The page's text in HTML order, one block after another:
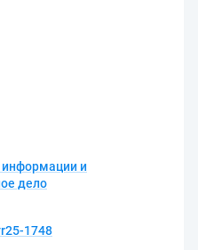
информации и
дело
1748